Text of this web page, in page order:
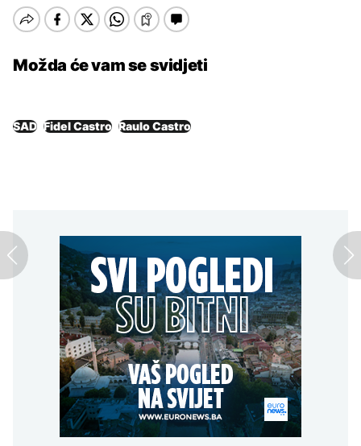
Možda će vam se svidjeti
SAD Fidel Castro Raulo Castro